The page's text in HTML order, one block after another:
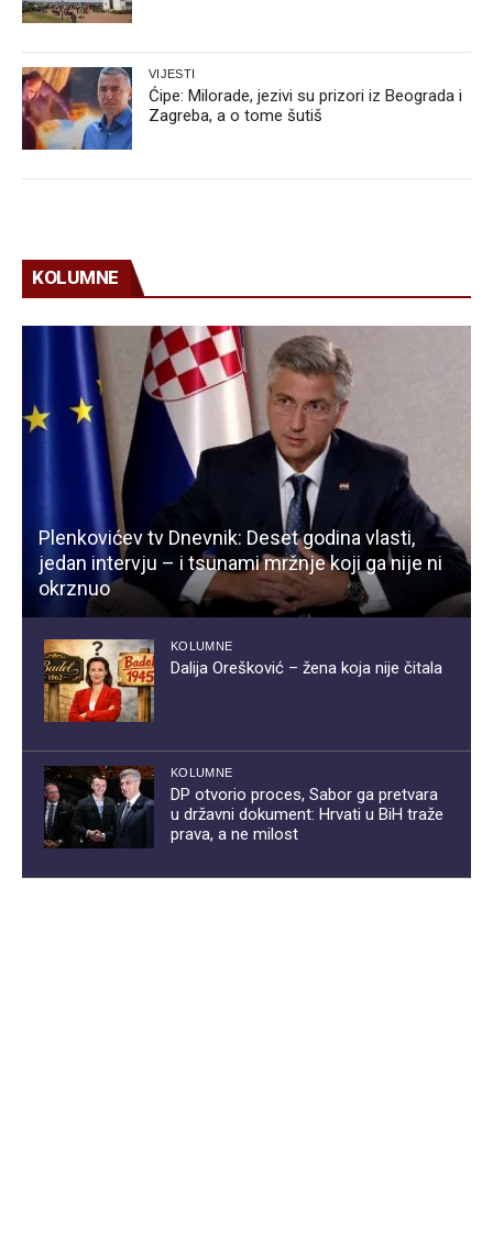
VIJESTI
Ćipe: Milorade, jezivi su prizori iz Beograda i
Zagreba, a o tome šutiš
KOLUMNE
Plenkovićev tv Dnevnik: Deset godina vlasti,
jedan intervju – i tsunami mržnje koji ga nije ni
okrznuo
KOLUMNE
Dalija Orešković – žena koja nije čitala
KOLUMNE
DP otvorio proces, Sabor ga pretvara
u državni dokument: Hrvati u BiH traže
prava, a ne milost